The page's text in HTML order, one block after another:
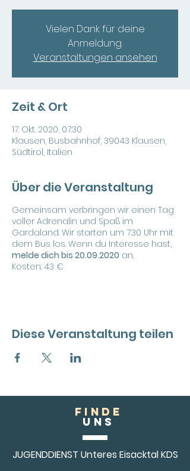
Vielen Dank für deine
Anmeldung.
Veranstaltungen ansehen
Zeit & Ort
17. Okt. 2020, 07:30
Klausen, Busbahnhof, 39043 Klausen,
Südtirol, Italien
Über die Veranstaltung
Gemeinsam verbringen wir einen Tag
voller Adrenalin und Spaß im
Gardaland. Wir starten um 7.30 Uhr mit
dem Bus los. Wenn du Interesse hast,
melde dich bis 20.09.2020 an.
Kosten: 43 €
Diese Veranstaltung teilen
FINDE
Uns
JUGENDDIENST Unteres Eisacktal KDS